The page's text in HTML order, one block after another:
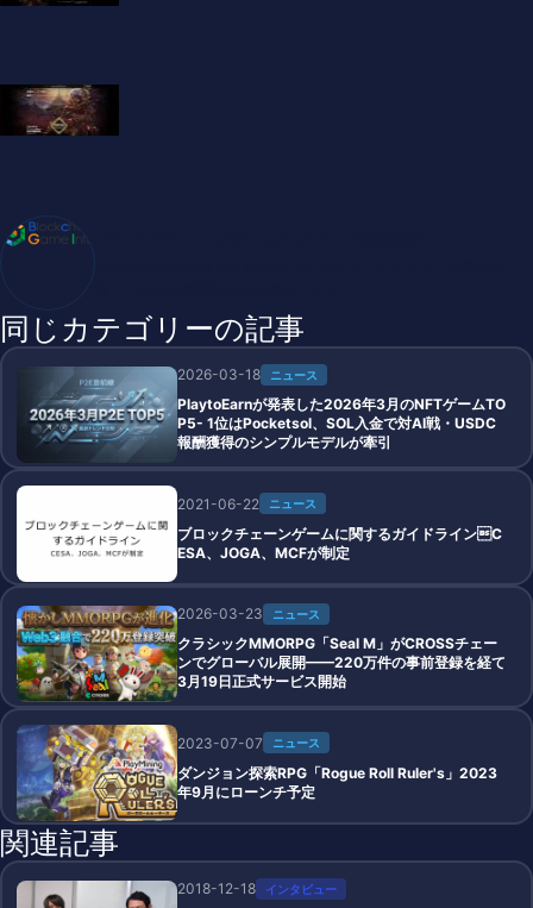
同じカテゴリーの記事
2026-03-18 ニュース
PlaytoEarnが発表した2026年3月のNFTゲームTO
P5- 1位はPocketsol、SOL入金で対AI戦・USDC
報酬獲得のシンプルモデルが牽引
2021-06-22 ニュース
ブロックチェーンゲームに関するガイドラインC
ESA、JOGA、MCFが制定
2026-03-23 ニュース
クラシックMMORPG「Seal M」がCROSSチェー
ンでグローバル展開——220万件の事前登録を経て
3月19日正式サービス開始
2023-07-07 ニュース
ダンジョン探索RPG「Rogue Roll Ruler's」2023
年9月にローンチ予定
関連記事
2018-12-18 インタビュー